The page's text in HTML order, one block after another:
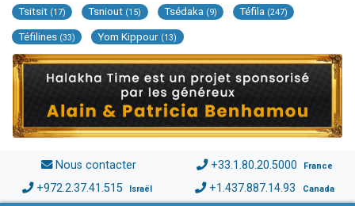
Tsitsit (17) Tsniout (15) Tsédaka (9) Téfila (247)
Téfilines (33) Yom Kippour (13)
Nous contacter +33.1.80.20.5000 France
+972.2.37.41.515 Israël +1.437.887.14.93 Canada